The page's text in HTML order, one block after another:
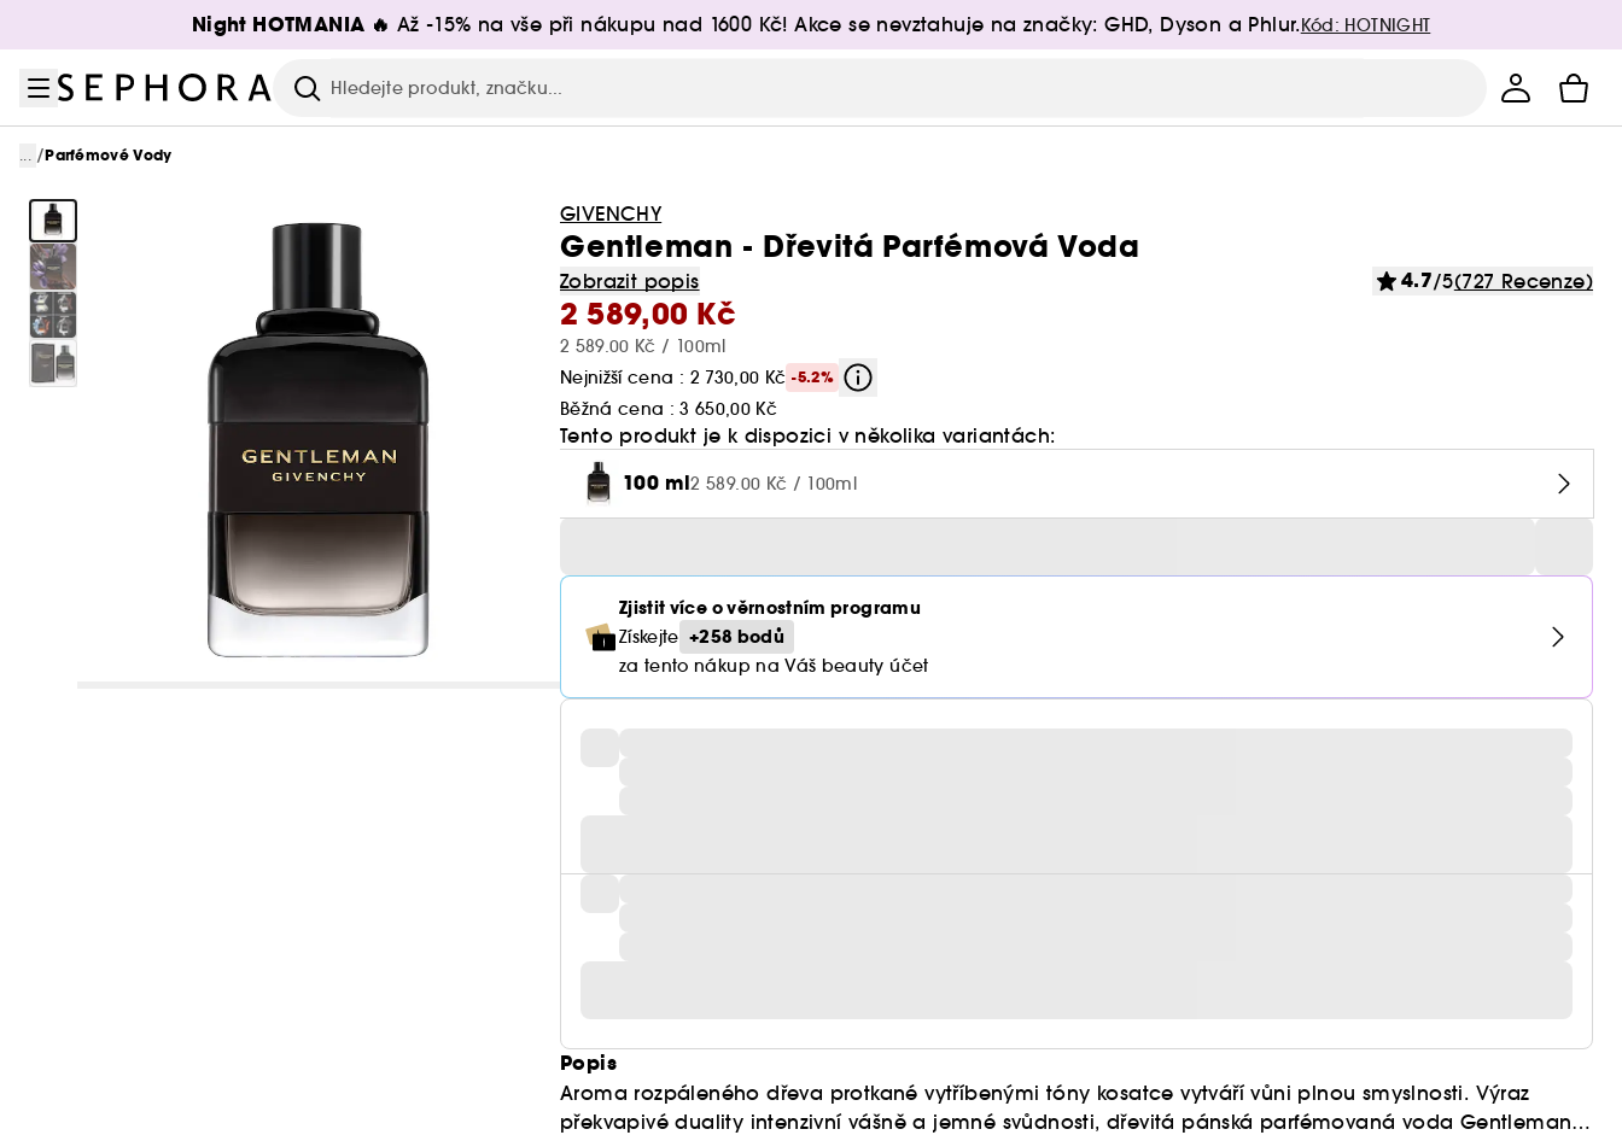
Přejít na hlavní obsah
Night HOTMANIA 🔥 Až -15% na vše při nákupu nad 1600 Kč! Akce se nevztahuje na značky: GHD, Dyson a Phlur.Kód: HOTNIGHT
Hledat
... /Parfémové Vody
GIVENCHY
Gentleman - Dřevitá Parfémová Voda
Zobrazit popis 4.7/5(727 Recenze)
2 589,00 Kč
2 589.00 Kč / 100ml
Nejnižší cena : 2 730,00 Kč -5.2%
Běžná cena : 3 650,00 Kč
Tento produkt je k dispozici v několika variantách:
100 ml2 589.00 Kč / 100ml
Zjistit více o věrnostním programu
Získejte +258 bodů
za tento nákup na Váš beauty účet
Popis
Aroma rozpáleného dřeva protkané vytříbenými tóny kosatce vytváří vůni plnou smyslnosti. Výraz
překvapivé duality intenzivní vášně a jemné svůdnosti, dřevitá pánská parfémovaná voda Gentleman